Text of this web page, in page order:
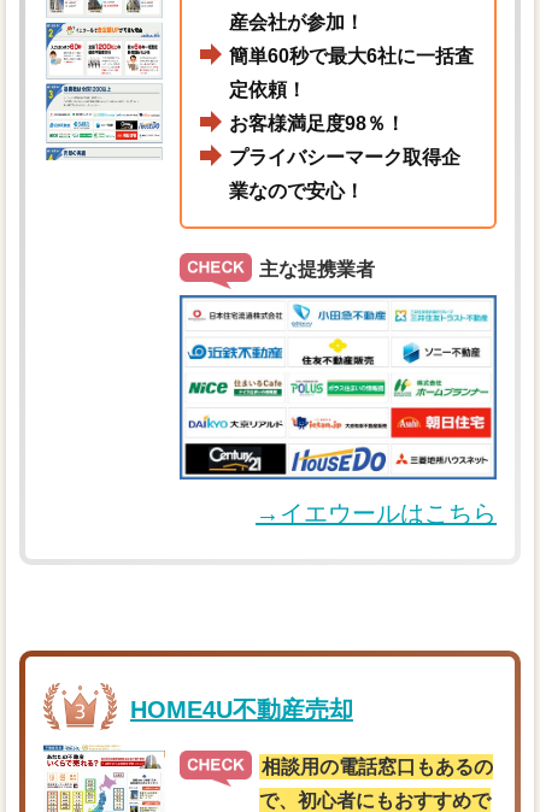
産会社が参加！
簡単60秒で最大6社に一括査
定依頼！
お客様満足度98％！
プライバシーマーク取得企
業なので安心！
主な提携業者
→イエウールはこちら
HOME4U不動産売却
相談用の電話窓口もあるの
で、初心者にもおすすめで